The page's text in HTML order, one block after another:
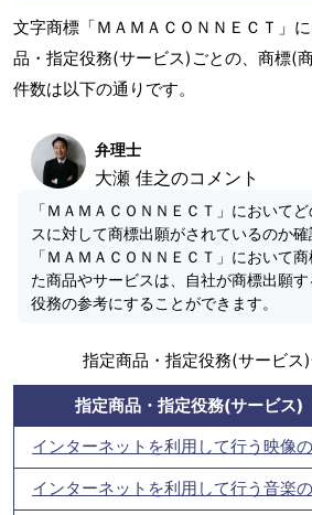
文字商標「ＭＡＭＡＣＯＮＮＥＣＴ」
品・指定役務(サービス)ごとの、商標(
件数は以下の通りです。
弁理士
大瀬 佳之のコメント
「ＭＡＭＡＣＯＮＮＥＣＴ」において
スに対して商標出願がされているのか確
「ＭＡＭＡＣＯＮＮＥＣＴ」において
た商品やサービスは、自社が商標出願
役務の参考にすることができます。
指定商品・指定役務(サービス
指定商品・指定役務(サービス)
インターネットを利用して行う映像
インターネットを利用して行う音楽